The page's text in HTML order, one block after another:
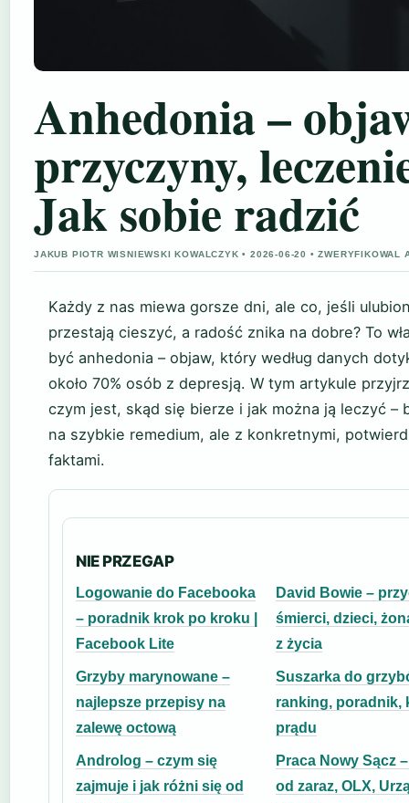
Anhedonia –
przyczyny,
Jak sobie radzić
JAKUB PIOTR WISNIEWSKI KOWALCZYK • 2026-06-20 • ZWERYFIKOWAL
Każdy z nas miewa gorsze dni, ale co, jeśli
przestają cieszyć, a radość znika na dobre? To
być anhedonia – objaw, który według danych
około 70% osób z depresją. W tym artykule
czym jest, skąd się bierze i jak można ją leczyć –
na szybkie remedium, ale z konkretnymi,
faktami.
NIE PRZEGAP
Logowanie do Facebooka
– poradnik krok po kroku |
Facebook Lite
David Bowie –
śmierci, dzieci,
z życia
Grzyby marynowane –
najlepsze przepisy na
zalewę octową
Suszarka do
ranking, poradnik,
prądu
Androlog – czym się
zajmuje i jak różni się od
Praca Nowy Sącz
od zaraz, OLX,